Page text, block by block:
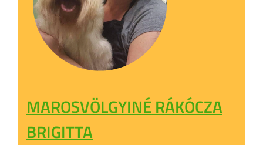
MAROSVÖLGYINÉ RÁKÓCZA
BRIGITTA